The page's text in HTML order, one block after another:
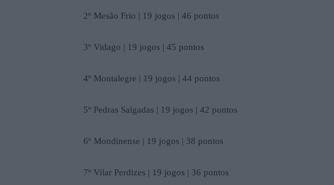
2º Mesão Frio | 19 jogos | 46 pontos
3º Vidago | 19 jogos | 45 pontos
4º Montalegre | 19 jogos | 44 pontos
5º Pedras Salgadas | 19 jogos | 42 pontos
6º Mondinense | 19 jogos | 38 pontos
7º Vilar Perdizes | 19 jogos | 36 pontos